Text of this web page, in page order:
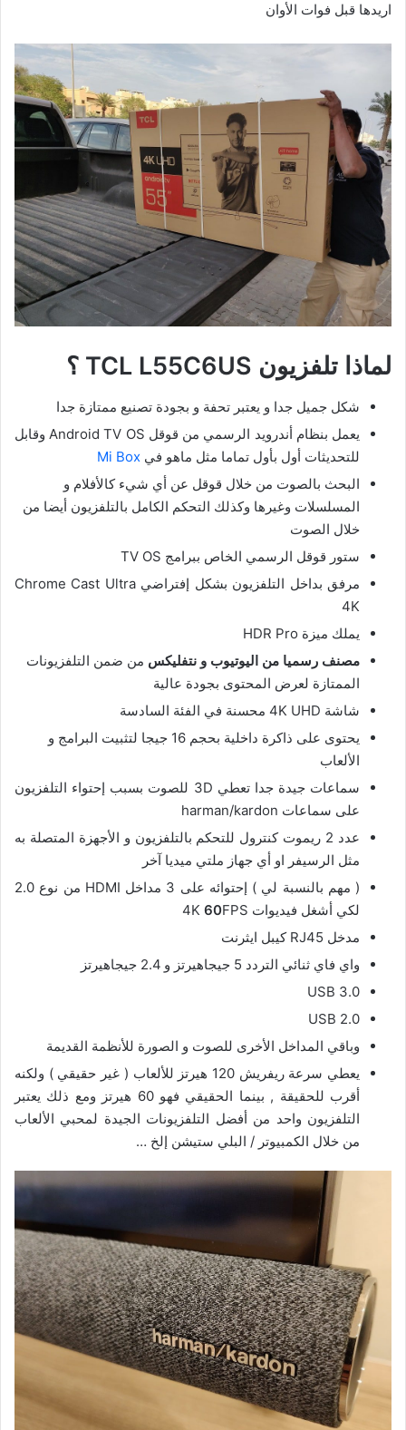
اريدها قبل فوات الأوان
لماذا تلفزيون TCL L55C6US ؟
شكل جميل جدا و يعتبر تحفة و بجودة تصنيع ممتازة جدا
يعمل بنظام أندرويد الرسمي من قوقل Android TV OS وقابل
للتحديثات أول بأول تماما مثل ماهو في Mi Box
البحث بالصوت من خلال قوقل عن أي شيء كالأفلام و
المسلسلات وغيرها وكذلك التحكم الكامل بالتلفزيون أيضا من
خلال الصوت
ستور قوقل الرسمي الخاص ببرامج TV OS
مرفق بداخل التلفزيون بشكل إفتراضي Chrome Cast Ultra
4K
يملك ميزة HDR Pro
مصنف رسميا من اليوتيوب و نتفليكس من ضمن التلفزيونات
الممتازة لعرض المحتوى بجودة عالية
شاشة 4K UHD محسنة في الفئة السادسة
يحتوى على ذاكرة داخلية بحجم 16 جيجا لتثبيت البرامج و
الألعاب
سماعات جيدة جدا تعطي 3D للصوت بسبب إحتواء التلفزيون
على سماعات harman/kardon
عدد 2 ريموت كنترول للتحكم بالتلفزيون و الأجهزة المتصلة به
مثل الرسيفر او أي جهاز ملتي ميديا آخر
( مهم بالنسبة لي ) إحتوائه على 3 مداخل HDMI من نوع 2.0
لكي أشغل فيديوات 4K
60FPS
مدخل RJ45 كيبل ايثرنت
واي فاي ثنائي التردد 5 جيجاهيرتز و 2.4 جيجاهيرتز
USB 3.0
USB 2.0
وباقي المداخل الأخرى للصوت و الصورة للأنظمة القديمة
يعطي سرعة ريفريش 120 هيرتز للألعاب ( غير حقيقي ) ولكنه
أقرب للحقيقة , بينما الحقيقي فهو 60 هيرتز ومع ذلك يعتبر
التلفزيون واحد من أفضل التلفزيونات الجيدة لمحبي الألعاب
من خلال الكمبيوتر / البلي ستيشن إلخ …